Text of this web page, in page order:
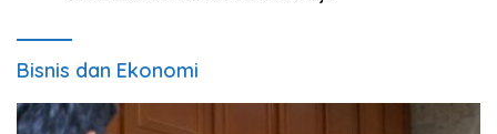
Bisnis dan Ekonomi